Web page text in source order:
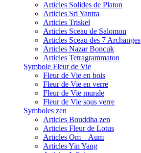
Articles Solides de Platon
Articles Sri Yantra
Articles Triskel
Articles Sceau de Salomon
Articles Sceau des 7 Archanges
Articles Nazar Boncuk
Articles Tetragrammaton
Symbole Fleur de Vie
Fleur de Vie en bois
Fleur de Vie en verre
Fleur de Vie murale
Fleur de Vie sous verre
Symboles zen
Articles Bouddha zen
Articles Fleur de Lotus
Articles Om – Aum
Articles Yin Yang